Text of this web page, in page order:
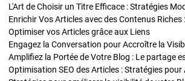
L'Art de Choisir un Titre Efficace : Stratégies
Optimiser vos Articles grâce aux Liens
Engagez la Conversation pour Accroître la
Amplifiez la Portée de Votre Blog : Le partage